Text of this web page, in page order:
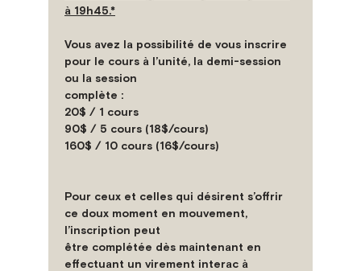
à 19h45.*
Vous avez la possibilité de vous inscrire
pour le cours à l’unité, la demi-session
ou la session
complète :
20$ / 1 cours
90$ / 5 cours (18$/cours)
160$ / 10 cours (16$/cours)
Pour ceux et celles qui désirent s’offrir
ce doux moment en mouvement,
l’inscription peut
être complétée dès maintenant en
effectuant un virement interac à